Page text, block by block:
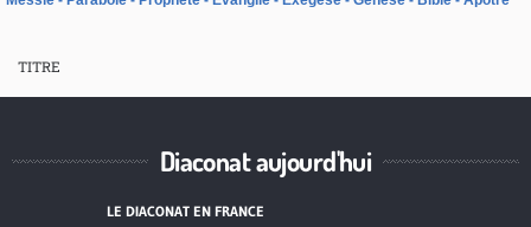
TITRE
Diaconat aujourd'hui
LE DIACONAT EN FRANCE